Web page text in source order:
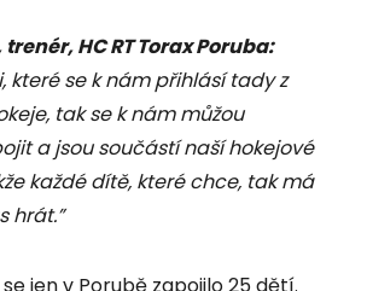
HC RT Torax Poruba:
které se k nám přihlásí tady z
tak se k nám můžou
a jsou součástí naší hokejové
každé dítě, které chce, tak má
hrát.”